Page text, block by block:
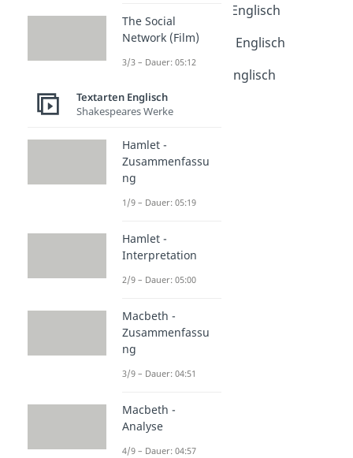
Bildbeschreibung Englisch
Dauer: 03:50
Wegbeschreibung Englisch
Dauer: 03:47
Article schreiben Englisch
Dauer: 03:30
Outline schreiben
The Social
Network (Film)
3/3 – Dauer: 05:12
Textarten Englisch
Shakespeares Werke
Hamlet -
Zusammenfassu
ng
1/9 – Dauer: 05:19
Hamlet -
Interpretation
2/9 – Dauer: 05:00
Macbeth -
Zusammenfassu
ng
3/9 – Dauer: 04:51
Macbeth -
Analyse
4/9 – Dauer: 04:57